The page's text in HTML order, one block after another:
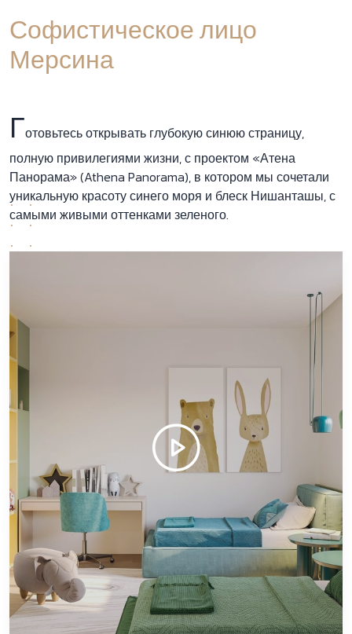
Софистическое лицо
Мерсина
Готовьтесь открывать глубокую синюю страницу,
полную привилегиями жизни, с проектом «Атена
Панорама» (Athena Panorama), в котором мы сочетали
уникальную красоту синего моря и блеск Нишанташы, с
самыми живыми оттенками зеленого.